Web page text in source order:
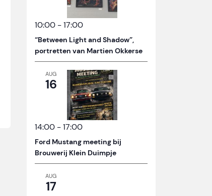
10:00 -17:00
“Between Light and Shadow”,
portretten van Martien Okkerse
AUG
16
14:00 -17:00
Ford Mustang meeting bij
Brouwerij Klein Duimpje
AUG
17